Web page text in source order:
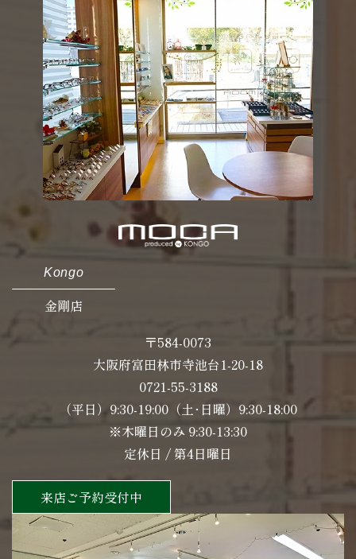
Kongo
金剛店
〒584-0073
大阪府富田林市寺池台1-20-18
0721-55-3188
（平日）9:30-19:00（土･日曜）9:30-18:00
※木曜日のみ 9:30-13:30
定休日 / 第4日曜日
来店ご予約受付中